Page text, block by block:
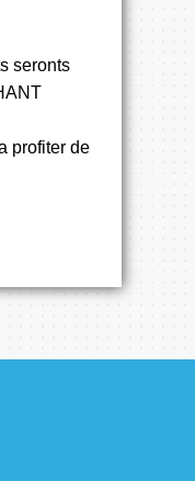
seronts
profiter de